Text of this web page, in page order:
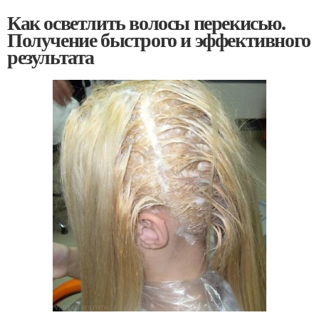
Как осветлить волосы перекисью.
Получение быстрого и эффективного
результата